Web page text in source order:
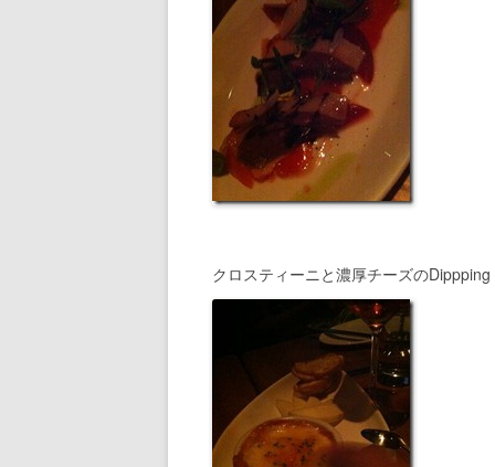
クロスティーニと濃厚チーズのDippping